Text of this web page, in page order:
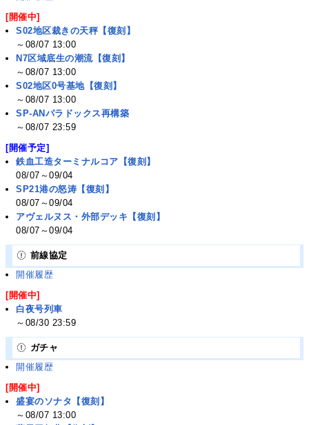
[開催中]
S02地区裁きの天秤【復刻】
～08/07 13:00
N7区域底生の潮流【復刻】
～08/07 13:00
S02地区0号基地【復刻】
～08/07 13:00
SP-ANパラドックス再構築
～08/07 23:59
[開催予定]
鉄血工造ターミナルコア【復刻】
08/07～09/04
SP21港の怒涛【復刻】
08/07～09/04
アヴェルヌス・外部デッキ【復刻】
08/07～09/04
前線協定
開催履歴
[開催中]
白夜号列車
～08/30 23:59
ガチャ
開催履歴
[開催中]
盛宴のソナタ【復刻】
～08/07 13:00